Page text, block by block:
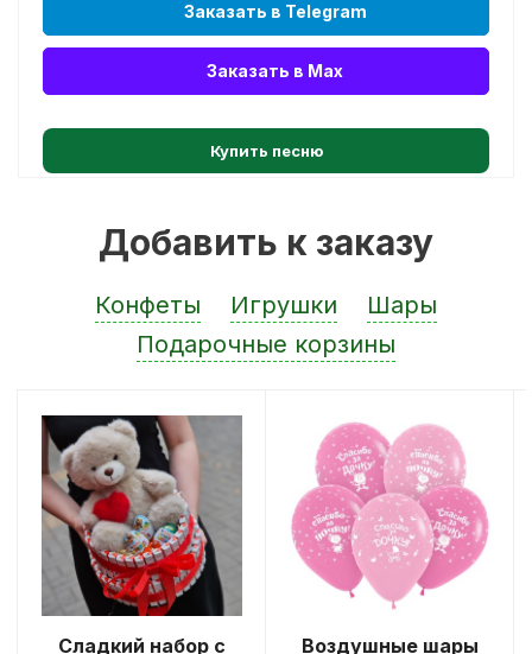
Заказать в Telegram
Заказать в Max
Купить песню
Добавить к заказу
Конфеты Игрушки
Шары
Подарочные корзины
Сладкий набор с Воздушные шары